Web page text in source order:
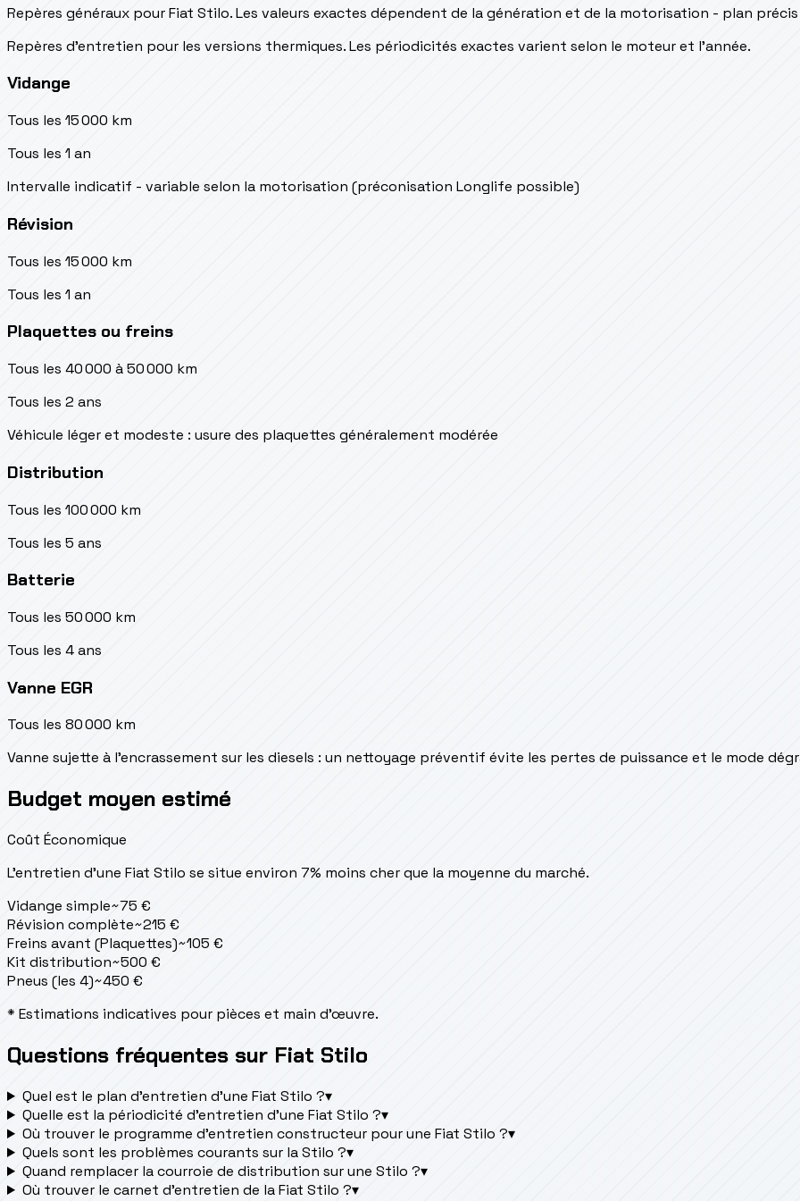
Repères généraux pour Fiat Stilo. Les valeurs exactes dépendent de la génération et de la motorisation - plan
Repères d’entretien pour les versions thermiques. Les périodicités exactes varient selon le moteur et l’année.
Vidange
Tous les 15 000 km
Tous les 1 an
Intervalle indicatif - variable selon la motorisation (préconisation Longlife possible)
Révision
Tous les 15 000 km
Tous les 1 an
Plaquettes ou freins
Tous les 40 000 à 50 000 km
Tous les 2 ans
Véhicule léger et modeste : usure des plaquettes généralement modérée
Distribution
Tous les 100 000 km
Tous les 5 ans
Batterie
Tous les 50 000 km
Tous les 4 ans
Vanne EGR
Tous les 80 000 km
Vanne sujette à l'encrassement sur les diesels : un nettoyage préventif évite les pertes de puissance et le mode
Budget moyen estimé
Coût Économique
L'entretien d'une Fiat Stilo se situe environ 7% moins cher que la moyenne du marché.
Vidange simple~75 €
Révision complète~215 €
Freins avant (Plaquettes)~105 €
Kit distribution~500 €
Pneus (les 4)~450 €
* Estimations indicatives pour pièces et main d'œuvre.
Questions fréquentes sur Fiat Stilo
Quel est le plan d’entretien d’une Fiat Stilo ?▾
Quelle est la périodicité d’entretien d’une Fiat Stilo ?▾
Où trouver le programme d’entretien constructeur pour une Fiat Stilo ?▾
Quels sont les problèmes courants sur la Stilo ?▾
Quand remplacer la courroie de distribution sur une Stilo ?▾
Où trouver le carnet d'entretien de la Fiat Stilo ?▾